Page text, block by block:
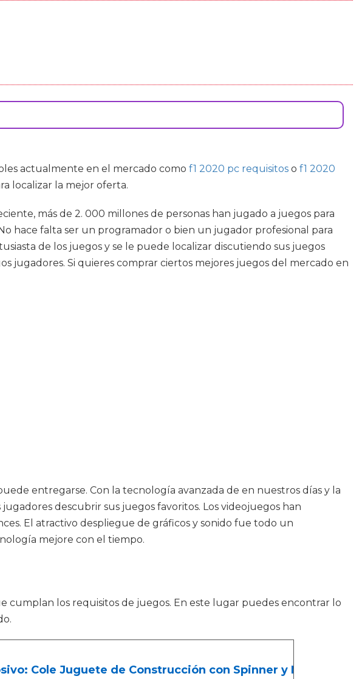
actualmente en el mercado como f1 2020 pc requisitos o f1 2020
localizar la mejor oferta.
más de 2. 000 millones de personas han jugado a juegos para
hace falta ser un programador o bien un jugador profesional para
de los juegos y se le puede localizar discutiendo sus juegos
jugadores. Si quieres comprar ciertos mejores juegos del mercado en
entregarse. Con la tecnología avanzada de en nuestros días y la
descubrir sus juegos favoritos. Los videojuegos han
El atractivo despliegue de gráficos y sonido fue todo un
mejore con el tiempo.
cumplan los requisitos de juegos. En este lugar puedes encontrar lo
Cole Juguete de Construcción con Spinner y Mini Figura